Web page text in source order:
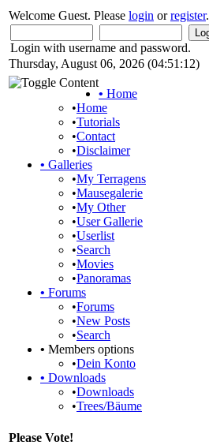
Welcome Guest. Please login orregister.
Login with username and password.
Thursday, August 06, 2026 (04:51:12)
• Home
•Home
•Tutorials
•Contact
•Disclaimer
• Galleries
•My Terragens
•Mausegalerie
•My Other
•User Gallerie
•Userlist
•Search
•Movies
•Panoramas
• Forums
•Forums
•New Posts
•Search
• Members options
•Dein Konto
• Downloads
•Downloads
•Trees/Bäume
Please Vote!